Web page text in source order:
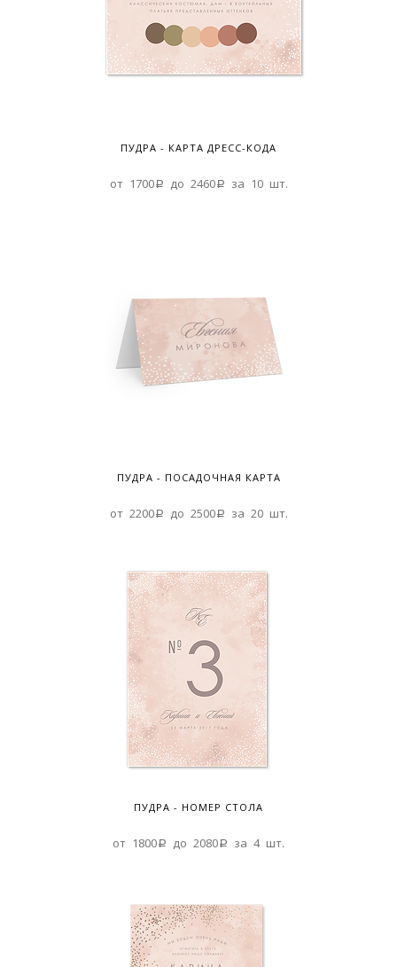
ПУДРА - КАРТА ДРЕСС-КОДА
от 1700a до 2460a за 10 шт.
ПУДРА - ПОСАДОЧНАЯ КАРТА
от 2200a до 2500a за 20 шт.
ПУДРА - НОМЕР СТОЛА
от 1800a до 2080a за 4 шт.